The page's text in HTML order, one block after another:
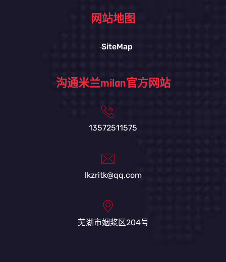
网站地图
SiteMap
沟通米兰milan官方网站
13572511575
lkzritk@qq.com
芜湖市姻浆区204号